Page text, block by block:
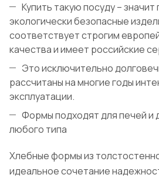
Купить такую посуду –
экологически безопасные
соответствует строгим
качества и имеет российские
Это исключительно
рассчитаны на многие годы
эксплуатации.
Формы подходят для печей и
любого типа
Хлебные формы из
идеальное сочетание